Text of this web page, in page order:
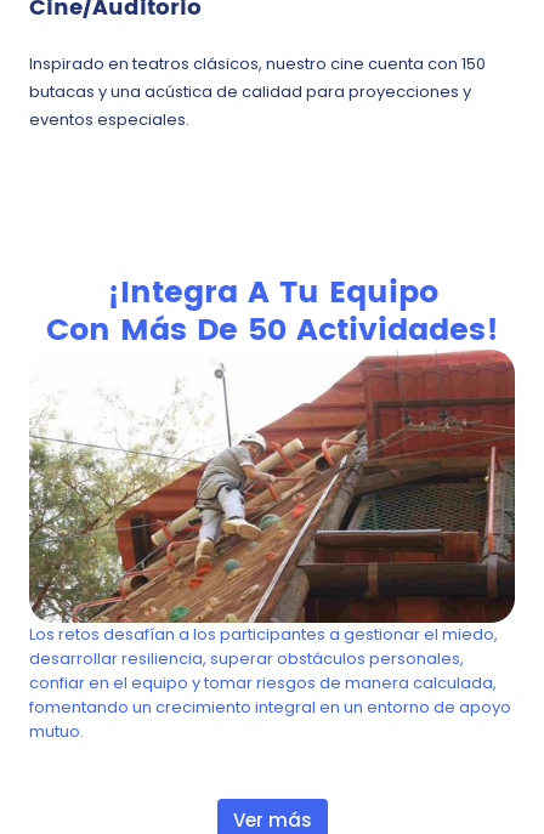
Cine/Auditorio
Inspirado en teatros clásicos, nuestro cine cuenta con 150
butacas y una acústica de calidad para proyecciones y
eventos especiales.
¡Integra A Tu Equipo
Con Más De 50 Actividades!
Retos
Los retos desafían a los participantes a gestionar el miedo,
desarrollar resiliencia, superar obstáculos personales,
confiar en el equipo y tomar riesgos de manera calculada,
fomentando un crecimiento integral en un entorno de apoyo
mutuo.
Ver más